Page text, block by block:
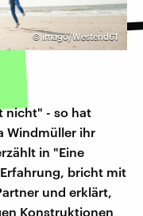
©imago/Westend61
nicht" - so hat
Windmüller ihr
in "Eine
bricht mit
und erklärt,
Konstruktionen